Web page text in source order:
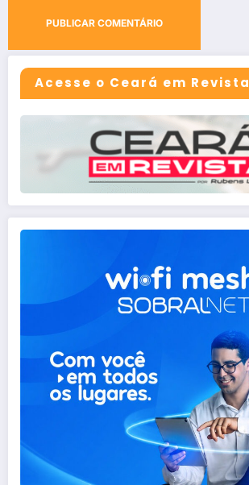
Acesse o Ceará em Revista